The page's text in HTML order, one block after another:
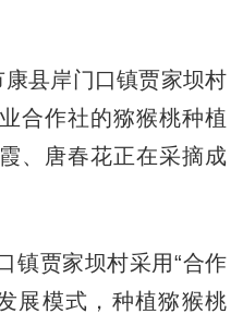
县岸门口镇贾家坝村
合作社的猕猴桃种植
、唐春花正在采摘成
贾家坝村采用“合作
展模式，种植猕猴桃